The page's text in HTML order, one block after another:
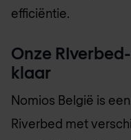
efficiëntie.
Onze
klaar
Nomios België is
Riverbed met